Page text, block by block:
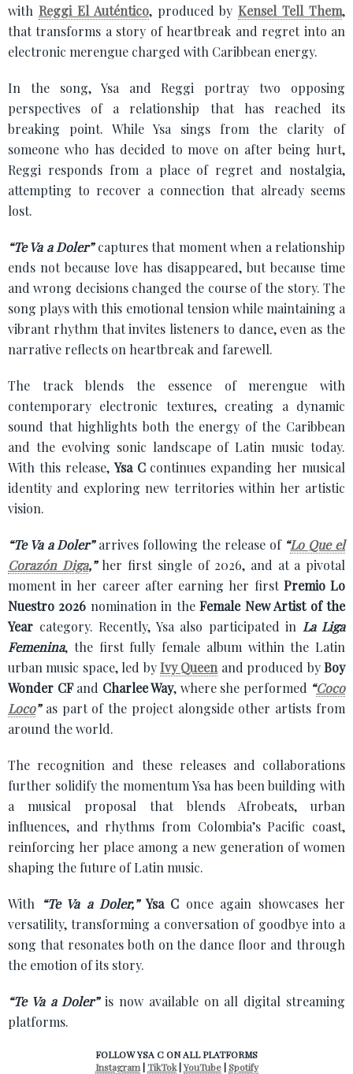
with Reggi El Auténtico, produced byKensel Tell Them,
that transforms a story of heartbreak and regret into an
electronic merengue charged with Caribbean energy.
In the song, Ysa and Reggi portray two opposing
perspectives of a relationship that has reached its
breaking point. While Ysa sings from the clarity of
someone who has decided to move on after being hurt,
Reggi responds from a place of regret and nostalgia,
attempting to recover a connection that already seems
lost.
“Te Va a Doler”captures that moment when a relationship
ends not because love has disappeared, but because time
and wrong decisions changed the course of the story. The
song plays with this emotional tension while maintaining a
vibrant rhythm that invites listeners to dance, even as the
narrative reflects on heartbreak and farewell.
The track blends the essence of merengue with
contemporary electronic textures, creating a dynamic
sound that highlights both the energy of the Caribbean
and the evolving sonic landscape of Latin music today.
With this release,Ysa Ccontinues expanding her musical
identity and exploring new territories within her artistic
vision.
“Te Va a Doler”arrives following the release of “Lo Que el
Corazón Diga,”her first single of 2026, and at a pivotal
moment in her career after earning her first Premio Lo
Nuestro 2026 nomination in theFemale New Artist of the
Year category. Recently, Ysa also participated in La Liga
Femenina, the first fully female album within the Latin
urban music space, led byIvy Queen and produced byBoy
Wonder CFand Charlee Way, where she performed “Coco
Loco”as part of the project alongside other artists from
around the world.
The recognition and these releases and collaborations
further solidify the momentum Ysa has been building with
a musical proposal that blends Afrobeats, urban
influences, and rhythms from Colombia’s Pacific coast,
reinforcing her place among a new generation of women
shaping the future of Latin music.
With “Te Va a Doler,”Ysa C once again showcases her
versatility, transforming a conversation of goodbye into a
song that resonates both on the dance floor and through
the emotion of its story.
“Te Va a Doler”is now available on all digital streaming
platforms.
FOLLOW YSA C ON ALL PLATFORMS
Instagram|TikTok|YouTube|Spotify